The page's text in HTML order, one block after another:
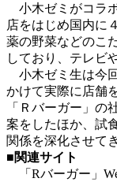
小木ゼミがコラ
店をはじめ国内に
薬の野菜などのこ
しており、テレビ
小木ゼミ生は今
かけて実際に店舗
「Ｒバーガー」の
案をしたほか、試
関係を深化させて
■関連サイト
「Rバーガー」